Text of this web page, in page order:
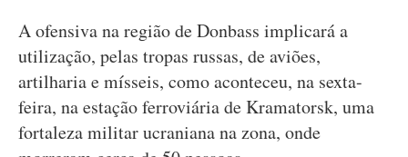
A ofensiva na região de Donbass implicará a
utilização, pelas tropas russas, de aviões,
artilharia e mísseis, como aconteceu, na sexta-
feira, na estação ferroviária de Kramatorsk, uma
fortaleza militar ucraniana na zona, onde